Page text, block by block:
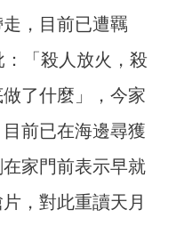
，目前已遭羈
「殺人放火，殺
了什麼」，今家
前已在海邊尋獲
家門前表示早就
，對此重讀天月